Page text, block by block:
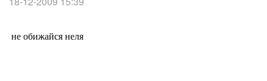
не обижайся неля